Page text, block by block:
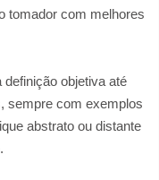
tomador com melhores
objetiva até
sempre com exemplos
abstrato ou distante